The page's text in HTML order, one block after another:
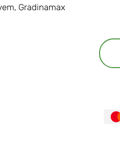
Gradinamax